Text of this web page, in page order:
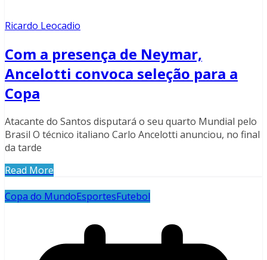
Ricardo Leocadio
Com a presença de Neymar,
Ancelotti convoca seleção para a
Copa
Atacante do Santos disputará o seu quarto Mundial pelo
Brasil O técnico italiano Carlo Ancelotti anunciou, no final
da tarde
Read More
Copa do MundoEsportesFutebol